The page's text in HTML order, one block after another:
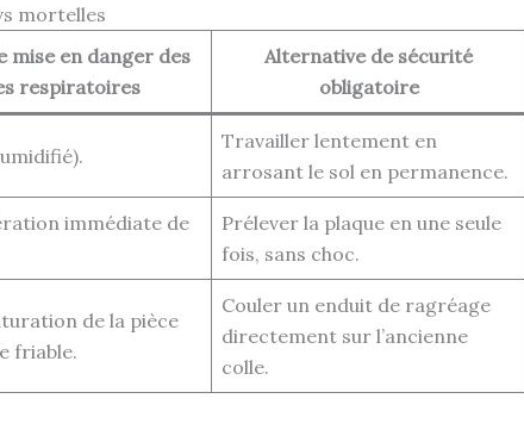
mortelles
mise en danger des
respiratoires
Alternative de sécurité
obligatoire
Travailler lentement en
arrosant le sol en permanence.
immédiate de
Prélever la plaque en une seule
fois, sans choc.
de la pièce
friable.
Couler un enduit de ragréage
directement sur l’ancienne
colle.